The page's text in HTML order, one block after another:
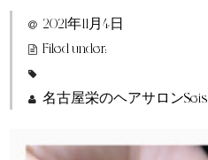
特定商取引法に基づく表示
2021年11月4日
Filed under:
名古屋栄のヘアサロンSeis